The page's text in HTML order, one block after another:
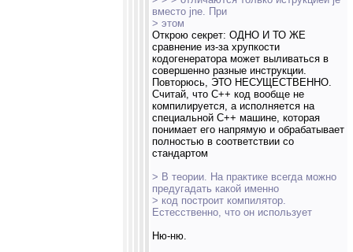
вместо jne. При
> этом
Открою секрет: ОДНО И ТО ЖЕ
сравнение из-за хрупкости
кодогенератора может выливаться в
совершенно разные инструкции.
Повторюсь, ЭТО НЕСУЩЕСТВЕННО.
Считай, что C++ код вообще не
компилируется, а исполняется на
специальной C++ машине, которая
понимает его напрямую и обрабатывает
полностью в соответствии со
стандартом
> В теории. На практике всегда можно
предугадать какой именно
> код построит компилятор.
Естесственно, что он использует
Ню-ню.